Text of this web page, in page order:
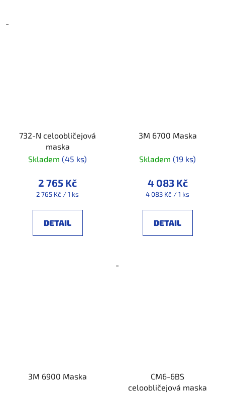
-
732-N celoobličejová
maska
Skladem (45 ks)
2 765 Kč
Měrná
2 765 Kč / 1 ks
DETAIL
3M 6700 Maska
Skladem (19 ks)
4 083 Kč
Měrná
4 083 Kč / 1 ks
DETAIL
-
3M 6900 Maska
CM6-6BS
celoobličejová maska